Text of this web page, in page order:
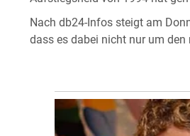
Nach db24-Infos steigt am
dass es dabei nicht nur um